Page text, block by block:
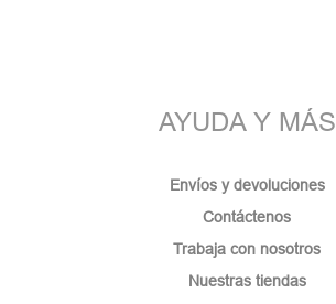
AYUDA Y MÁS
Envíos y devoluciones
Contáctenos
Trabaja con nosotros
Nuestras tiendas